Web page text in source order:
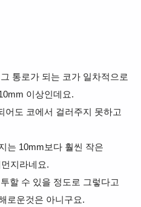
통로가 되는 코가 일차적으로
이상인데요.
어도 코에서 걸러주지 못하고
는 10mm보다 훨씬 작은
지라네요.
할 수 있을 정도로 그렇다고
로운것은 아니구요.